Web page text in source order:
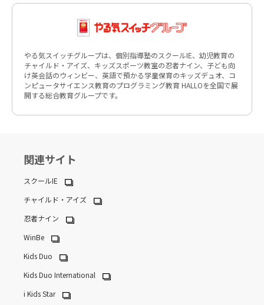
やる気スイッチグループは、個別指導塾のスクールIE、幼児教育の
チャイルド・アイズ、キッズスポーツ教室の忍者ナイン、子ども向
け英会話のウィンビー、英語で預かる学童保育のキッズデュオ、コ
ンピュータサイエンス教育のプログラミング教育 HALLOを全国で展
開する総合教育グループです。
関連サイト
スクールIE
チャイルド・アイズ
忍者ナイン
WinBe
Kids Duo
Kids Duo International
i Kids Star